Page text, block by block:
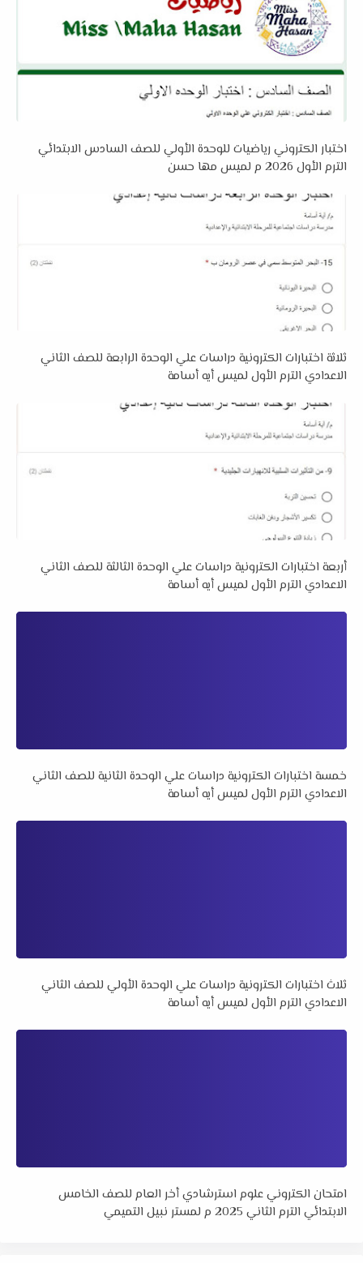
اختبار الكتروني رياضيات للوحدة الأولي للصف السادس الابتدائي
الترم الأول 2026 م لميس مها حسن
ثلاثة اختبارات الكترونية دراسات علي الوحدة الرابعة للصف الثاني
الاعدادي الترم الأول لميس أيه أسامة
أربعة اختبارات الكترونية دراسات علي الوحدة الثالثة للصف الثاني
الاعدادي الترم الأول لميس أيه أسامة
خمسة اختبارات الكترونية دراسات علي الوحدة الثانية للصف الثاني
الاعدادي الترم الأول لميس أيه أسامة
ثلاث اختبارات الكترونية دراسات علي الوحدة الأولي للصف الثاني
الاعدادي الترم الأول لميس أيه أسامة
امتحان الكتروني علوم استرشادي أخر العام للصف الخامس
الابتدائي الترم الثاني 2025 م لمستر نبيل التميمي